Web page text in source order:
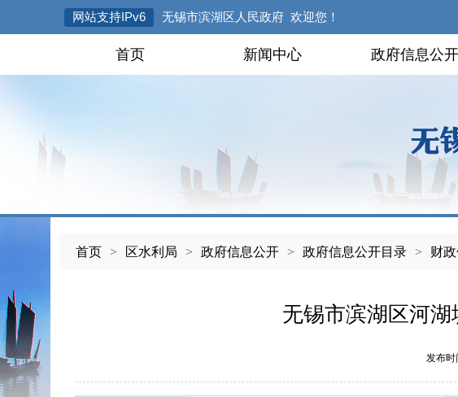
网站支持IPv6 无锡市滨湖区人民政府 欢迎您！
首页 新闻中心 政府信息公开
首页 > 区水利局 > 政府信息公开 > 政府信息公开目录 > 财
无锡市滨湖区河
发布时